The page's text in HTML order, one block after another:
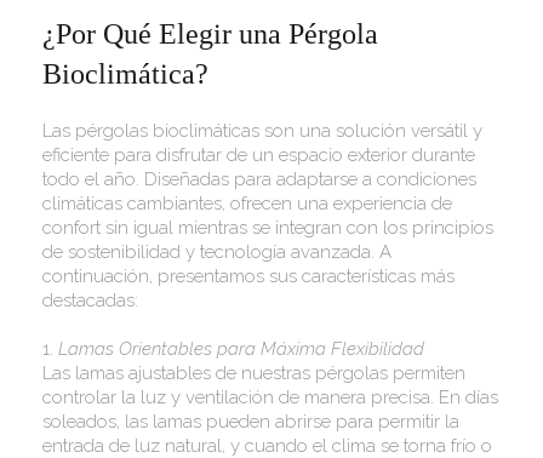
¿Por Qué Elegir una Pérgola
Bioclimática?
Las pérgolas bioclimáticas son una solución versátil y
eficiente para disfrutar de un espacio exterior durante
todo el año. Diseñadas para adaptarse a condiciones
climáticas cambiantes, ofrecen una experiencia de
confort sin igual mientras se integran con los principios
de sostenibilidad y tecnología avanzada. A
continuación, presentamos sus características más
destacadas:
1. Lamas Orientables para Máxima Flexibilidad
Las lamas ajustables de nuestras pérgolas permiten
controlar la luz y ventilación de manera precisa. En días
soleados, las lamas pueden abrirse para permitir la
entrada de luz natural, y cuando el clima se torna frío o